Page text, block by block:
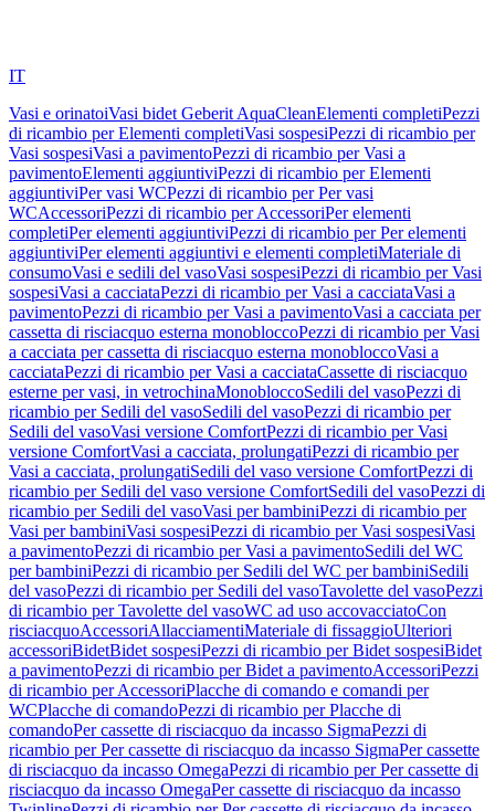
IT
Vasi e orinatoiVasi bidet Geberit AquaCleanElementi completiPezzi
di ricambio per Elementi completiVasi sospesiPezzi di ricambio per
Vasi sospesiVasi a pavimentoPezzi di ricambio per Vasi a
pavimentoElementi aggiuntiviPezzi di ricambio per Elementi
aggiuntiviPer vasi WCPezzi di ricambio per Per vasi
WCAccessoriPezzi di ricambio per AccessoriPer elementi
completiPer elementi aggiuntiviPezzi di ricambio per Per elementi
aggiuntiviPer elementi aggiuntivi e elementi completiMateriale di
consumoVasi e sedili del vasoVasi sospesiPezzi di ricambio per Vasi
sospesiVasi a cacciataPezzi di ricambio per Vasi a cacciataVasi a
pavimentoPezzi di ricambio per Vasi a pavimentoVasi a cacciata per
cassetta di risciacquo esterna monobloccoPezzi di ricambio per Vasi
a cacciata per cassetta di risciacquo esterna monobloccoVasi a
cacciataPezzi di ricambio per Vasi a cacciataCassette di risciacquo
esterne per vasi, in vetrochinaMonobloccoSedili del vasoPezzi di
ricambio per Sedili del vasoSedili del vasoPezzi di ricambio per
Sedili del vasoVasi versione ComfortPezzi di ricambio per Vasi
versione ComfortVasi a cacciata, prolungatiPezzi di ricambio per
Vasi a cacciata, prolungatiSedili del vaso versione ComfortPezzi di
ricambio per Sedili del vaso versione ComfortSedili del vasoPezzi di
ricambio per Sedili del vasoVasi per bambiniPezzi di ricambio per
Vasi per bambiniVasi sospesiPezzi di ricambio per Vasi sospesiVasi
a pavimentoPezzi di ricambio per Vasi a pavimentoSedili del WC
per bambiniPezzi di ricambio per Sedili del WC per bambiniSedili
del vasoPezzi di ricambio per Sedili del vasoTavolette del vasoPezzi
di ricambio per Tavolette del vasoWC ad uso accovacciatoCon
risciacquoAccessoriAllacciamentiMateriale di fissaggioUlteriori
accessoriBidetBidet sospesiPezzi di ricambio per Bidet sospesiBidet
a pavimentoPezzi di ricambio per Bidet a pavimentoAccessoriPezzi
di ricambio per AccessoriPlacche di comando e comandi per
WCPlacche di comandoPezzi di ricambio per Placche di
comandoPer cassette di risciacquo da incasso SigmaPezzi di
ricambio per Per cassette di risciacquo da incasso SigmaPer cassette
di risciacquo da incasso OmegaPezzi di ricambio per Per cassette di
risciacquo da incasso OmegaPer cassette di risciacquo da incasso